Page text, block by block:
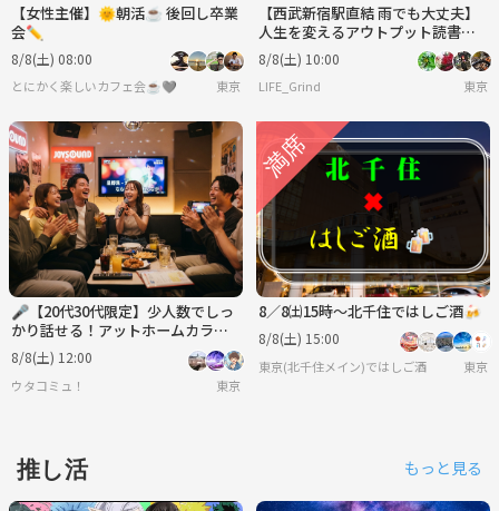
【女性主催】🌞朝活☕ 後回し卒業
会✏️
8/8(土) 08:00
とにかく楽しいカフェ会☕️🩶 東京
【西武新宿駅直結 雨でも大丈夫】
人生を変えるアウトプット読書会
｜本を読み、語り、行動を変えて
未来を変える会
8/8(土) 10:00
LIFE_Grind 東京
🎤【20代30代限定】少人数でしっ
かり話せる！アットホームカラオ
ケ交流会♪🥤
8/8(土) 12:00
ウタコミュ！ 東京
8／8㈯15時〜北千住ではしご酒🍻
8/8(土) 15:00
東京(北千住メイン)ではしご酒 東京
推し活 もっと見る